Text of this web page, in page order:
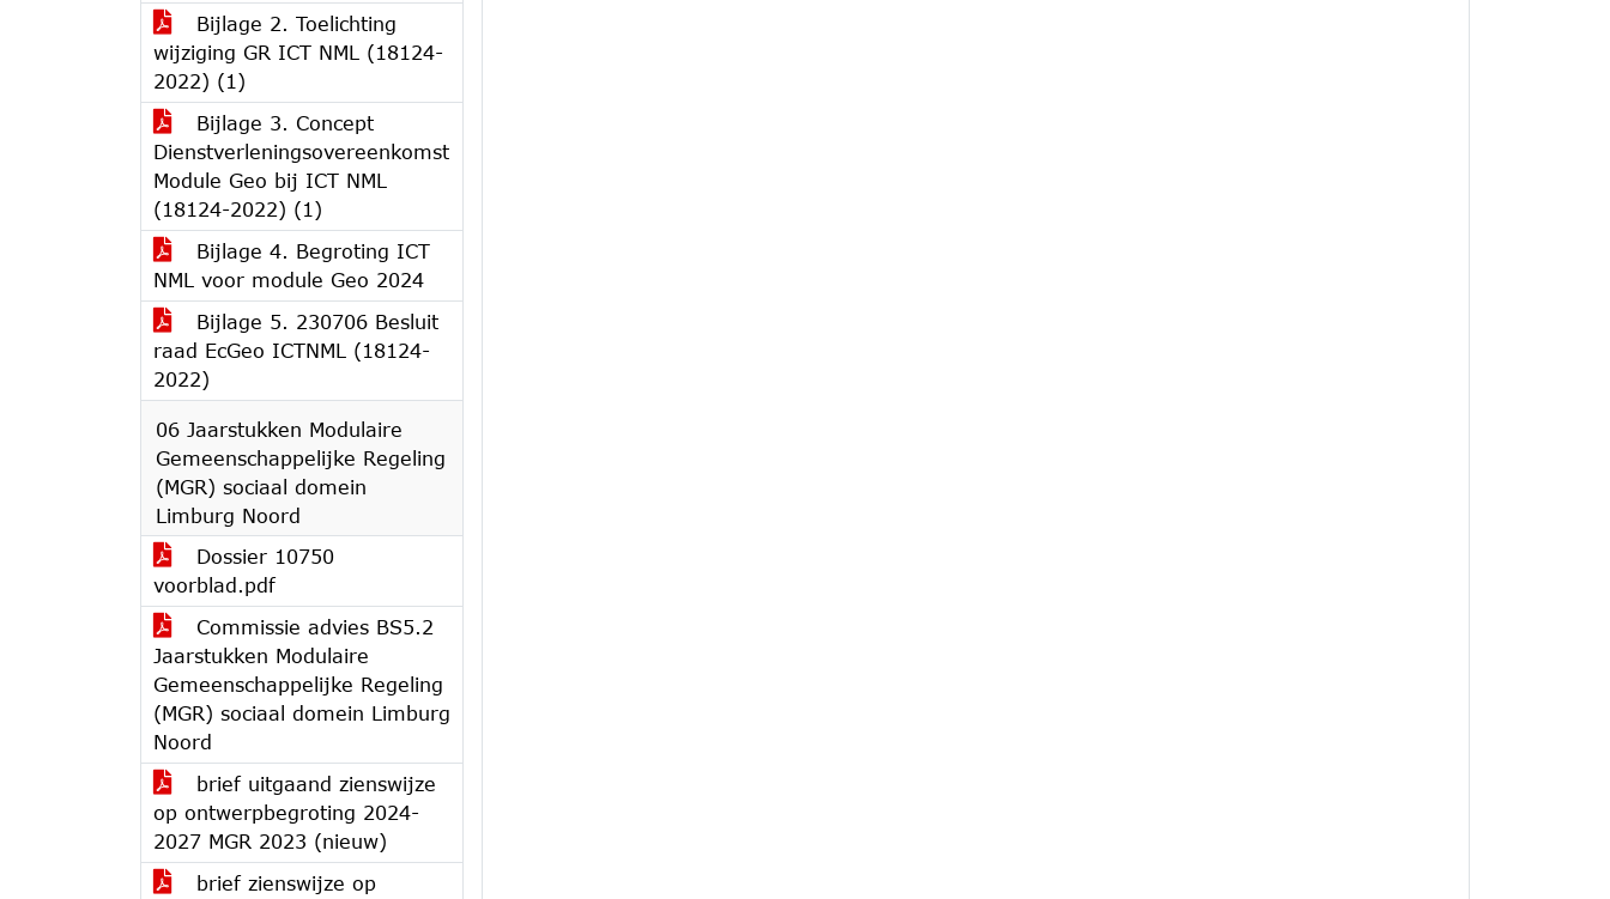
Bijlage 2. Toelichting
wijziging GR ICT NML (18124-
2022) (1)
Bijlage 3. Concept
Dienstverleningsovereenkomst
Module Geo bij ICT NML
(18124-2022) (1)
Bijlage 4. Begroting ICT
NML voor module Geo 2024
Bijlage 5. 230706 Besluit
raad EcGeo ICTNML (18124-
2022)
06 Jaarstukken Modulaire
Gemeenschappelijke Regeling
(MGR) sociaal domein
Limburg Noord
Dossier 10750
voorblad.pdf
Commissie advies BS5.2
Jaarstukken Modulaire
Gemeenschappelijke Regeling
(MGR) sociaal domein Limburg
Noord
brief uitgaand zienswijze
op ontwerpbegroting 2024-
2027 MGR 2023 (nieuw)
brief zienswijze op